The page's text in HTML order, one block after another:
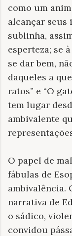
como um
alcançar seus
sublinha,
esperteza; se
se dar bem,
daqueles a
ratos” e “O
tem lugar
ambivalente
O papel de
fábulas de
ambivalência.
narrativa de
o sádico,
convidou